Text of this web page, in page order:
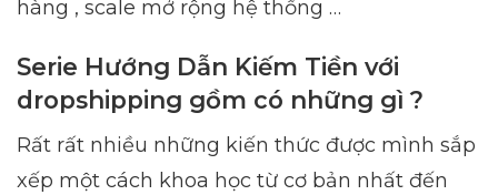
hàng , scale mở rộng hệ thống …
Serie Hướng Dẫn Kiếm Tiền với
dropshipping gồm có những gì ?
Rất rất nhiều những kiến thức được mình sắp
xếp một cách khoa học từ cơ bản nhất đến